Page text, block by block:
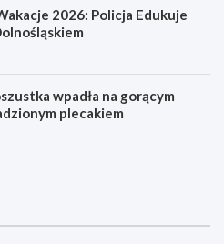
2026: Policja Edukuje
wpadła na gorącym
plecakiem